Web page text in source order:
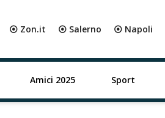
⦿ Zon.it ⦿ Salerno ⦿ Napoli
Amici 2025 Sport